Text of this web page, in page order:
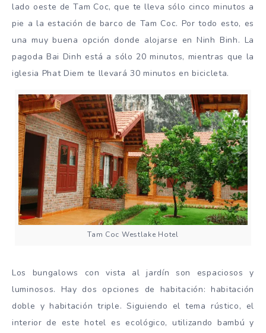
lado oeste de Tam Coc, que te lleva sólo cinco minutos a
pie a la estación de barco de Tam Coc. Por todo esto, es
una muy buena opción donde alojarse en Ninh Binh. La
pagoda Bai Dinh está a sólo 20 minutos, mientras que la
iglesia Phat Diem te llevará 30 minutos en bicicleta.
Tam Coc Westlake Hotel
Los bungalows con vista al jardín son espaciosos y
luminosos. Hay dos opciones de habitación: habitación
doble y habitación triple. Siguiendo el tema rústico, el
interior de este hotel es ecológico, utilizando bambú y